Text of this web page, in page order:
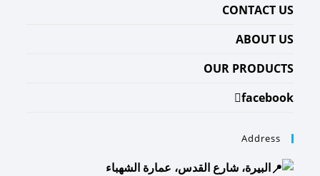
CONTACT US
ABOUT US
OUR PRODUCTS
facebook
Address
البيرة، شارع القدس، عمارة الشهباء